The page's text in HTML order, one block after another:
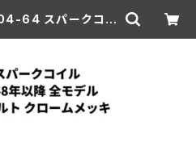
64 スパークコイ